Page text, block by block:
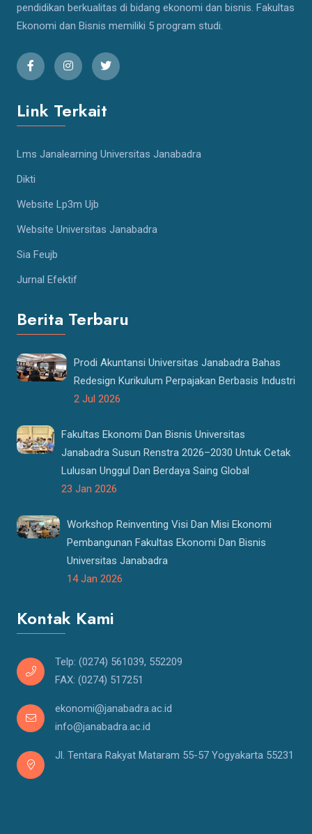
pendidikan berkualitas di bidang ekonomi dan bisnis. Fakultas
Ekonomi dan Bisnis memiliki 5 program studi.
Link Terkait
Lms Janalearning Universitas Janabadra
Dikti
Website Lp3m Ujb
Website Universitas Janabadra
Sia Feujb
Jurnal Efektif
Berita Terbaru
Prodi Akuntansi Universitas Janabadra Bahas
Redesign Kurikulum Perpajakan Berbasis Industri
2 Jul 2026
Fakultas Ekonomi Dan Bisnis Universitas
Janabadra Susun Renstra 2026–2030 Untuk Cetak
Lulusan Unggul Dan Berdaya Saing Global
23 Jan 2026
Workshop Reinventing Visi Dan Misi Ekonomi
Pembangunan Fakultas Ekonomi Dan Bisnis
Universitas Janabadra
14 Jan 2026
Kontak Kami
Telp: (0274) 561039, 552209
FAX: (0274) 517251
ekonomi@janabadra.ac.id
info@janabadra.ac.id
Jl. Tentara Rakyat Mataram 55-57 Yogyakarta 55231